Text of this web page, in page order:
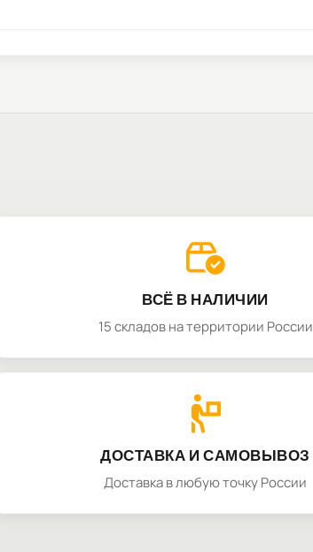
ВСЁ В НАЛИЧИИ
15 складов на территории России
ДОСТАВКА И САМОВЫВОЗ
Доставка в любую точку России